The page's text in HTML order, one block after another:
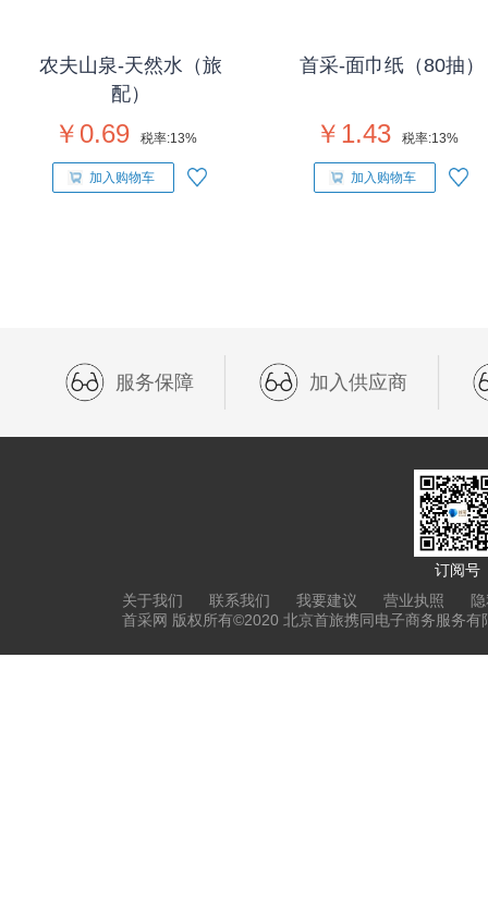
农夫山泉-天然水（旅
配）
￥0.69 税率:13%
加入购物车
首采-面巾纸（80抽）
￥1.43 税率:13%
加入购物车
服务保障 加入供应商
订阅号
关于我们
联系我们 我要建议 营业执照
首采网 版权所有©2020 北京首旅携同电子商务服务有